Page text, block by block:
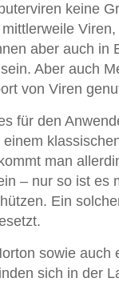
keine
aber auch in
Aber auch
von Viren
für den
man
– nur so ist es
Ein
sowie auch
sich in der